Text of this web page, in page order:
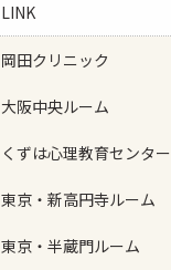
LINK
岡田クリニック
大阪中央ルーム
くずは心理教育センター
東京・新高円寺ルーム
東京・半蔵門ルーム